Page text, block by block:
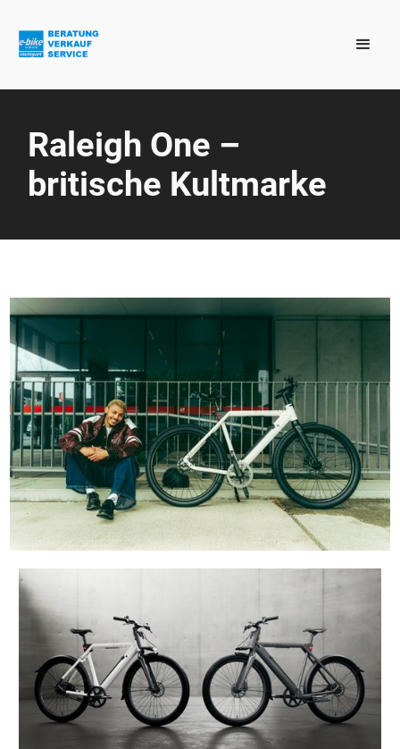
Raleigh One –
britische Kultmarke